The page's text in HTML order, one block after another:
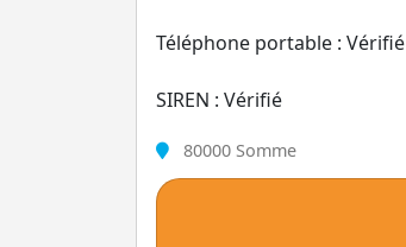
Téléphone portable : Vérifié
SIREN : Vérifié
80000 Somme